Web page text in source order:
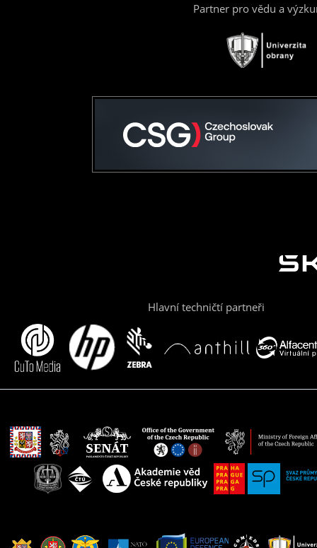
Partner pro vědu a
Hlavní techničtí partneři